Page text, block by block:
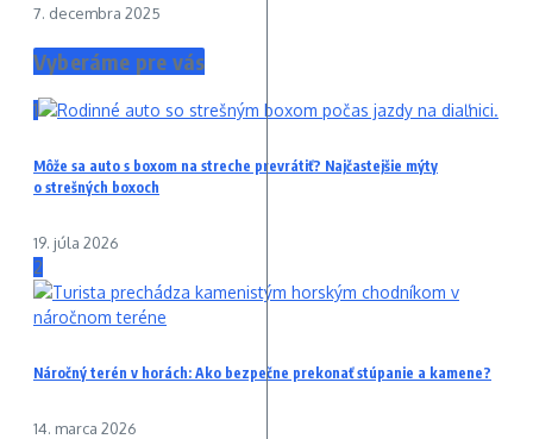
7. decembra 2025
Vyberáme pre vás
1
Môže sa auto s boxom na streche prevrátiť? Najčastejšie mýty
o strešných boxoch
19. júla 2026
2
Náročný terén v horách: Ako bezpečne prekonať stúpanie a kamene?
14. marca 2026